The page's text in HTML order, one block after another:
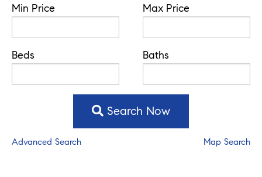
Min Price Max Price
Beds Baths
Search Now
Advanced Search Map Search